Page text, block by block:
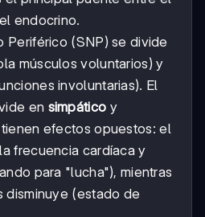
endocrino.
Periférico (SNP) se divide
músculos voluntarios) y
involuntarias). El
en simpático y
efectos opuestos: el
frecuencia cardíaca y
para "lucha"), mientras
disminuye (estado de